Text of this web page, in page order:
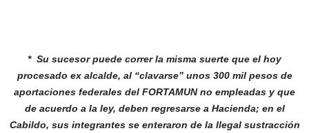
* Su sucesor puede correr la misma suerte que el hoy
procesado ex alcalde, al “clavarse” unos 300 mil pesos de
aportaciones federales del FORTAMUN no empleadas y que
de acuerdo a la ley, deben regresarse a Hacienda; en el
Cabildo, sus integrantes se enteraron de la Ilegal sustracción